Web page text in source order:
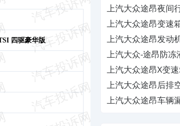
吉利银河-银河星耀8 PHEV厂家拒绝提供符
广汽本田雅阁4S店虚假承诺及暴力
理想汽车L7真皮座椅起皮开裂，售
奔驰（进口）GLS级新车维修近4年，厂家纵容默许商家坑
名爵MG4新车后尾灯和贯穿灯出现裂口
通用五菱星光S PHEV维修后新换冷凝器损坏致压缩机故障
上汽大众Polo正副驾驶门内侧出现爆漆掉漆，厂家
上汽大众Polo行车中突发变速箱故障，
四驱豪华版
障，要求厂家予以
上汽大众途昂夜间
4S店无法调整解决
上汽大众途昂变速
免费更换TCU
上汽大众途昂发动
4S查不出原因无法
上汽大众-途昂防冻
上汽大众途昂X变
致缺失奇数挡位
上汽大众途昂后排
后置之不理
上汽大众途昂车辆